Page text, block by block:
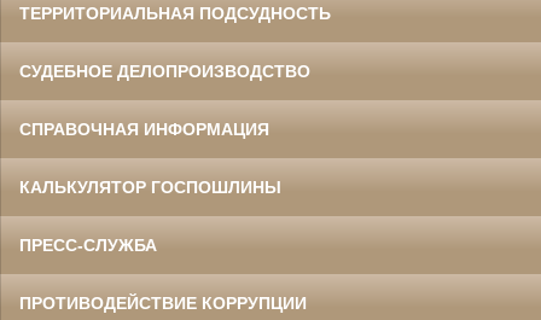
ТЕРРИТОРИАЛЬНАЯ ПОДСУДНОСТЬ
СУДЕБНОЕ ДЕЛОПРОИЗВОДСТВО
СПРАВОЧНАЯ ИНФОРМАЦИЯ
КАЛЬКУЛЯТОР ГОСПОШЛИНЫ
ПРЕСС-СЛУЖБА
ПРОТИВОДЕЙСТВИЕ КОРРУПЦИИ